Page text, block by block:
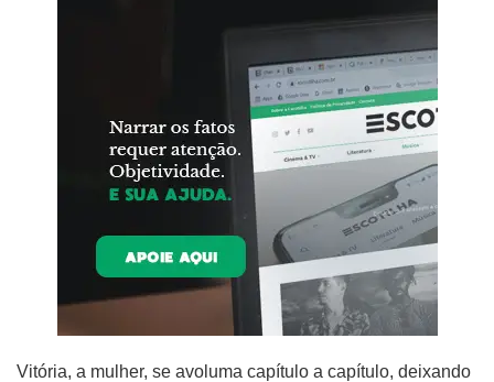
Vitória, a mulher, se avoluma capítulo a capítulo, deixando